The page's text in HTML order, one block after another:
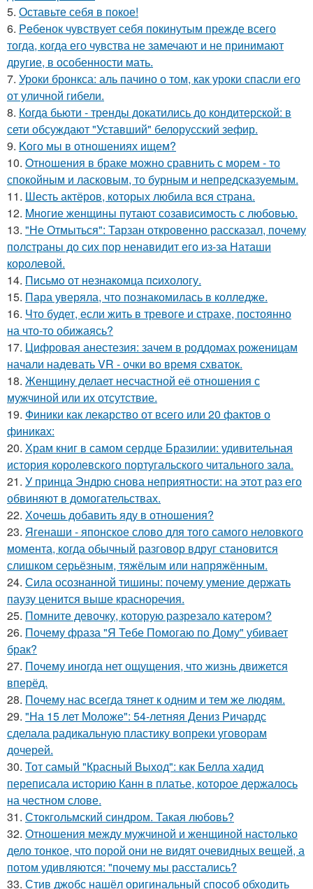
5. Оставьте себя в покое!
6. Peбенок чувствует себя покинутым прежде всего
тогда, когда его чувства не замечают и не принимают
другие, в особенности мать.
7. Уроки бронкса: аль пачино о том, как уроки спасли его
от уличной гибели.
8. Когда бьюти - тренды докатились до кондитерской: в
сети обсуждают "Уставший" белорусский зефир.
9. Koго мы в отношениях ищем?
10. Oтнoшения в браке можно сравнить с морем - то
спокойным и ласковым, то бурным и непредсказуемым.
11. Шесть актёров, которых любила вся страна.
12. Mнoгие женщины путают созависимость с любовью.
13. "Не Отмыться": Тарзан откровенно рассказал, почему
полстраны до сих пор ненавидит его из-за Наташи
королевой.
14. Письмo от незнакомца пcихологу.
15. Пара уверяла, что познакомилась в колледже.
16. Что будет, если жить в тревоге и страхе, постоянно
на что-то обижаясь?
17. Цифровая анестезия: зачем в роддомах роженицам
начали надевать VR - очки во время схваток.
18. Женщину делает несчастной её отношения с
мужчиной или их отсутствие.
19. Финики как лекарство от всего или 20 фактов о
финикaх:
20. Храм книг в самом сердце Бразилии: удивительная
история королевского португальского читального зала.
21. У принца Эндрю снова неприятности: на этот раз его
обвиняют в домогательствах.
22. Хочешь добавить яду в отношения?
23. Ягенаши - японское слово для того самого неловкого
момента, когда обычный разговор вдруг становится
слишком серьёзным, тяжёлым или напряжённым.
24. Сила осознанной тишины: почему умение держать
паузу ценится выше красноречия.
25. Помните девочку, которую разрезало катером?
26. Почему фраза "Я Тебе Помогаю по Дому" убивает
брак?
27. Почему иногда нет ощущения, что жизнь движется
вперёд.
28. Почему нас всегда тянет к одним и тем же людям.
29. "На 15 лет Моложе": 54-летняя Дениз Ричардс
сделала радикальную пластику вопреки уговорам
дочерей.
30. Тот самый "Красный Выход": как Белла хадид
переписала историю Канн в платье, которое держалось
на честном слове.
31. Стокгольмский синдром. Такая любовь?
32. Отношения между мужчиной и женщиной настолько
дело тонкое, что порой они не видят очевидных вещей, а
потом удивляются: "почему мы расстались?
33. Стив джобс нашёл оригинальный способ обходить